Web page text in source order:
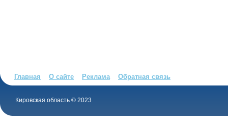
Главная О сайте Реклама Обратная связь
Кировская область © 2023